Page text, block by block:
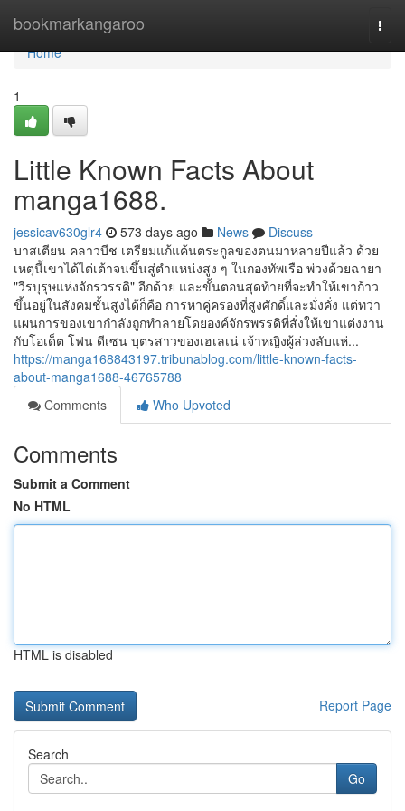
bookmarkangaroo
Home
Home
1
Little Known Facts About
manga1688.
jessicav630glr4 573 days ago News
Discuss
บาสเตียน คลาวบีช เตรียมแก้แค้นตระกูลของตนมาหลายปีแล้ว ด้วย
เหตุนี้เขาได้ไต่เต้าจนขึ้นสู่ตำแหน่งสูง ๆ ในกองทัพเรือ พ่วงด้วยฉายา
"วีรบุรุษแห่งจักรวรรดิ" อีกด้วย และขั้นตอนสุดท้ายที่จะทำให้เขาก้าว
ขึ้นอยู่ในสังคมชั้นสูงได้ก็คือ การหาคู่ครองที่สูงศักดิ์และมั่งคั่ง แต่ทว่า
แผนการของเขากำลังถูกทำลายโดยองค์จักรพรรดิที่สั่งให้เขาแต่งงาน
กับโอเด็ต โฟน ดีเซน บุตรสาวของเฮเลเน่ เจ้าหญิงผู้ล่วงลับแห่...
https://manga168843197.tribunablog.com/little-known-facts-
about-manga1688-46765788
Comments
Who Upvoted
Comments
Submit a Comment
No HTML
HTML is disabled
Report Page
Search
Go